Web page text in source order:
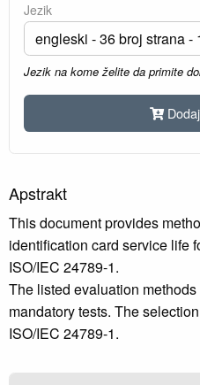
Jezik
Jezik na kome želite da primite
Apstrakt
This document provides
identification card service life
ISO/IEC 24789-1.
The listed evaluation
mandatory tests. The
ISO/IEC 24789-1.